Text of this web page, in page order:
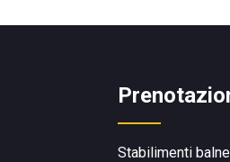
Stabilimenti